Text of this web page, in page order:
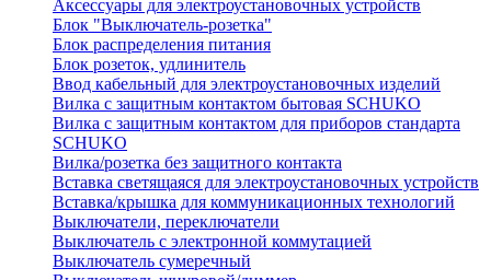
Аксессуары для электроустановочных устройств
Блок "Выключатель-розетка"
Блок распределения питания
Блок розеток, удлинитель
Ввод кабельный для электроустановочных изделий
Вилка с защитным контактом бытовая SCHUKO
Вилка с защитным контактом для приборов стандарта
SCHUKO
Вилка/розетка без защитного контакта
Вставка светящаяся для электроустановочных устройств
Вставка/крышка для коммуникационных технологий
Выключатели, переключатели
Выключатель с электронной коммутацией
Выключатель сумеречный